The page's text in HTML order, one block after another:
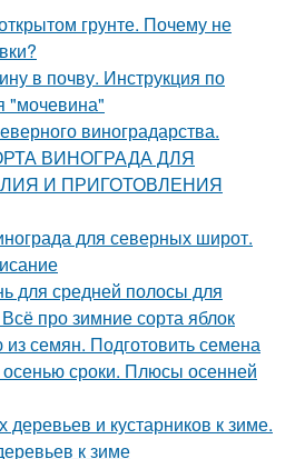
грунте. Почему не
в почву. Инструкция по
"мочевина"
виноградарства.
ВИНОГРАДА ДЛЯ
И ПРИГОТОВЛЕНИЯ
для северных широт.
для средней полосы для
про зимние сорта яблок
семян. Подготовить семена
сроки. Плюсы осенней
деревьев и кустарников к зиме.
к зиме